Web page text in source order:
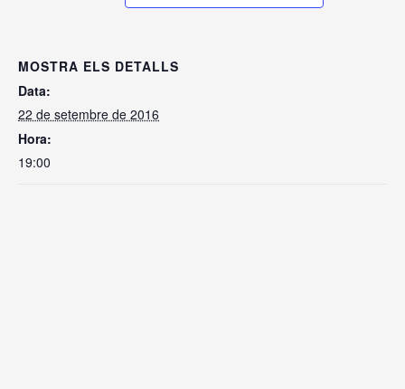
MOSTRA ELS DETALLS
Data:
22 de setembre de 2016
Hora:
19:00